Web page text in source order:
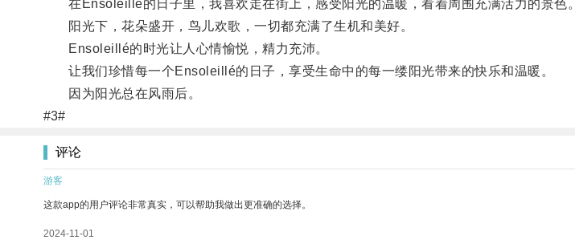
在Ensoleillé的日子里，我喜欢走在街上，感受阳光的温暖，看着周围充满活力的景色。
阳光下，花朵盛开，鸟儿欢歌，一切都充满了生机和美好。
Ensoleillé的时光让人心情愉悦，精力充沛。
让我们珍惜每一个Ensoleillé的日子，享受生命中的每一缕阳光带来的快乐和温暖。
因为阳光总在风雨后。
#3#
评论
游客
这款app的用户评论非常真实，可以帮助我做出更准确的选择。
2024-11-01